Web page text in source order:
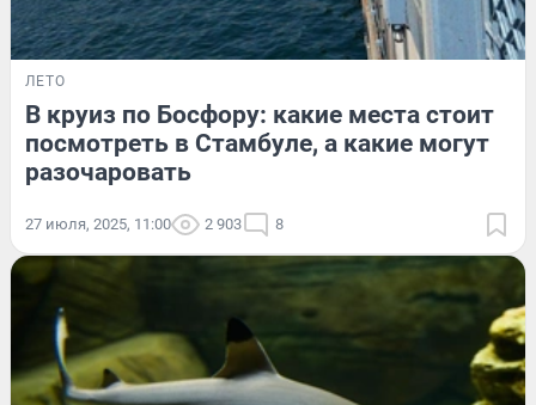
ЛЕТО
В круиз по Босфору: какие места стоит
посмотреть в Стамбуле, а какие могут
разочаровать
27 июля, 2025, 11:00 2 903 8